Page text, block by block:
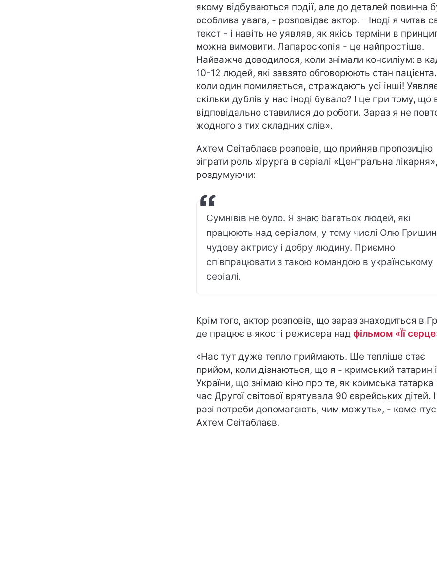
якому відбуваються події, але до деталей повинна
особлива увага, - розповідає актор. - Іноді я читав
текст - і навіть не уявляв, як якісь терміни в
можна вимовити. Лапароскопія - це найпростіше.
Найважче доводилося, коли знімали консиліум: в
10-12 людей, які завзято обговорюють стан пацієнта.
коли один помиляється, страждають усі інші!
скільки дублів у нас іноді бувало? І це при тому, що
відповідально ставилися до роботи. Зараз я не
жодного з тих складних слів».
Ахтем Сеітаблаєв розповів, що прийняв пропозицію
зіграти роль хірурга в серіалі «Центральна
роздумуючи:
Сумнівів не було. Я знаю багатьох людей, які
працюють над серіалом, у тому числі Олю
чудову актрису і добру людину. Приємно
співпрацювати з такою командою в українському
серіалі.
Крім того, актор розповів, що зараз знаходиться в
де працює в якості режисера над фільмом «Її
«Нас тут дуже тепло приймають. Ще тепліше стає
прийом, коли дізнаються, що я - кримський татарин
України, що знімаю кіно про те, як кримська татарка
час Другої світової врятувала 90 єврейських дітей.
разі потреби допомагають, чим можуть», - коментує
Ахтем Сеітаблаєв.